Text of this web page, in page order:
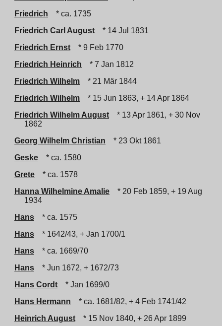
Friedrich
* ca. 1735
Friedrich Carl August
* 14 Jul 1831
Friedrich Ernst
* 9 Feb 1770
Friedrich Heinrich
* 7 Jan 1812
Friedrich Wilhelm
* 21 Mär 1844
Friedrich Wilhelm
* 15 Jun 1863, + 14 Apr 1864
Friedrich Wilhelm August
* 13 Apr 1861, + 30 Nov
1862
Georg Wilhelm Christian
* 23 Okt 1861
Geske
* ca. 1580
Grete
* ca. 1578
Hanna Wilhelmine Amalie
* 20 Feb 1859, + 19 Aug
1934
Hans
* ca. 1575
Hans
* 1642/43, + Jan 1700/1
Hans
* ca. 1669/70
Hans
* Jun 1672, + 1672/73
Hans Cordt
* Jan 1699/0
Hans Hermann
* ca. 1681/82, + 4 Feb 1741/42
Heinrich August
* 15 Nov 1840, + 26 Apr 1899